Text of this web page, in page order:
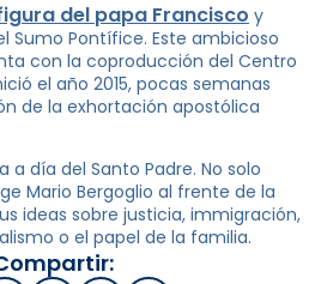
del papa Francisco y
Sumo Pontífice. Este ambicioso
con la coproducción del Centro
el año 2015, pocas semanas
de la exhortación apostólica
día del Santo Padre. No solo
Mario Bergoglio al frente de la
ideas sobre justicia, immigración,
o el papel de la familia.